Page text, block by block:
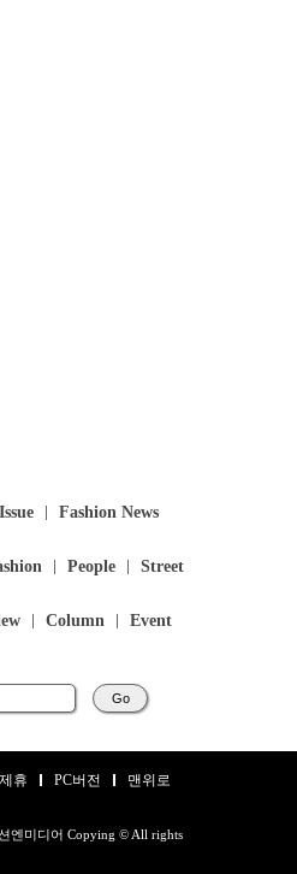
Fashion News
People Street
Column Event
Go
휴 PC버전 맨위로
엔미디어 Copying © All rights